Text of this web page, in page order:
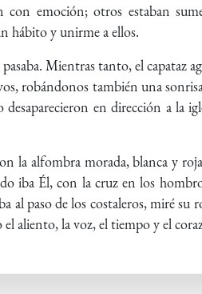
emoción; otros estaban
hábito y unirme a ellos.
Mientras tanto, el capataz
robándonos también una
en dirección a la
la alfombra morada, blanca y
iba Él, con la cruz en los
al paso de los costaleros, miré
aliento, la voz, el tiempo y el